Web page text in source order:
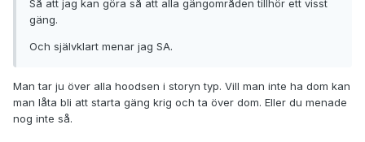
Så att jag kan göra så att alla gängområden tillhör ett visst
gäng.
Och självklart menar jag SA.
Man tar ju över alla hoodsen i storyn typ. Vill man inte ha dom kan
man låta bli att starta gäng krig och ta över dom. Eller du menade
nog inte så.